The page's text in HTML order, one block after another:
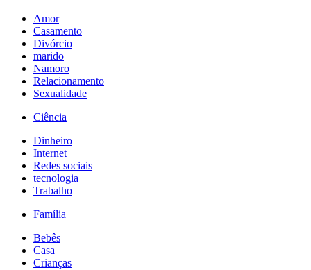
Amor
Casamento
Divórcio
marido
Namoro
Relacionamento
Sexualidade
Ciência
Dinheiro
Internet
Redes sociais
tecnologia
Trabalho
Família
Bebês
Casa
Crianças